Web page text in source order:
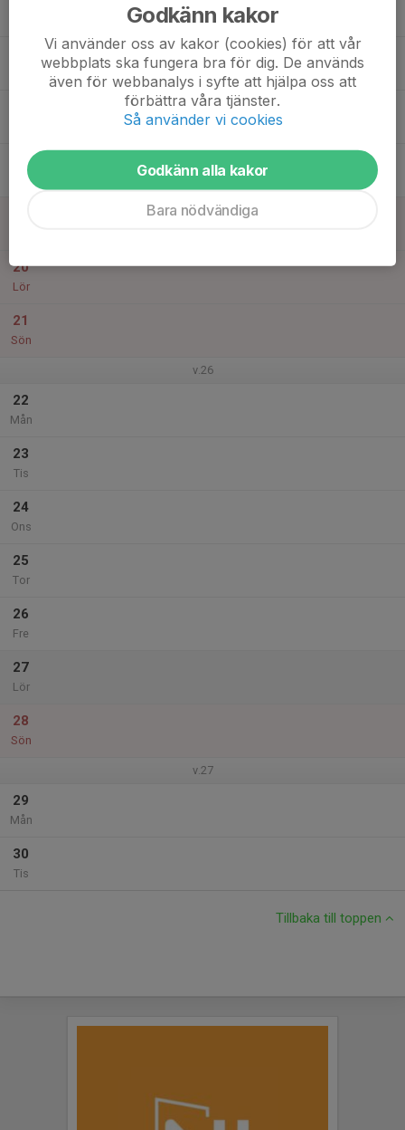
En Garde Fäktförening
17:30
20:00
Efter säsongsträning Kadetter & Master B
En Garde Fäktförening
Efter säsongsträning Kadetter & Master B
En Garde Fäktförening
18
Tor
20
Lör
21
Sön
v.26
22
Mån
23
Tis
24
Ons
25
Tor
26
Fre
27
Lör
28
Sön
v.27
29
Mån
30
Tis
Tillbaka till toppen
Godkänn kakor
Vi använder oss av kakor (cookies) för att vår
webbplats ska fungera bra för dig. De används
även för webbanalys i syfte att hjälpa oss att
förbättra våra tjänster.
Så använder vi cookies
Godkänn alla kakor
Bara nödvändiga